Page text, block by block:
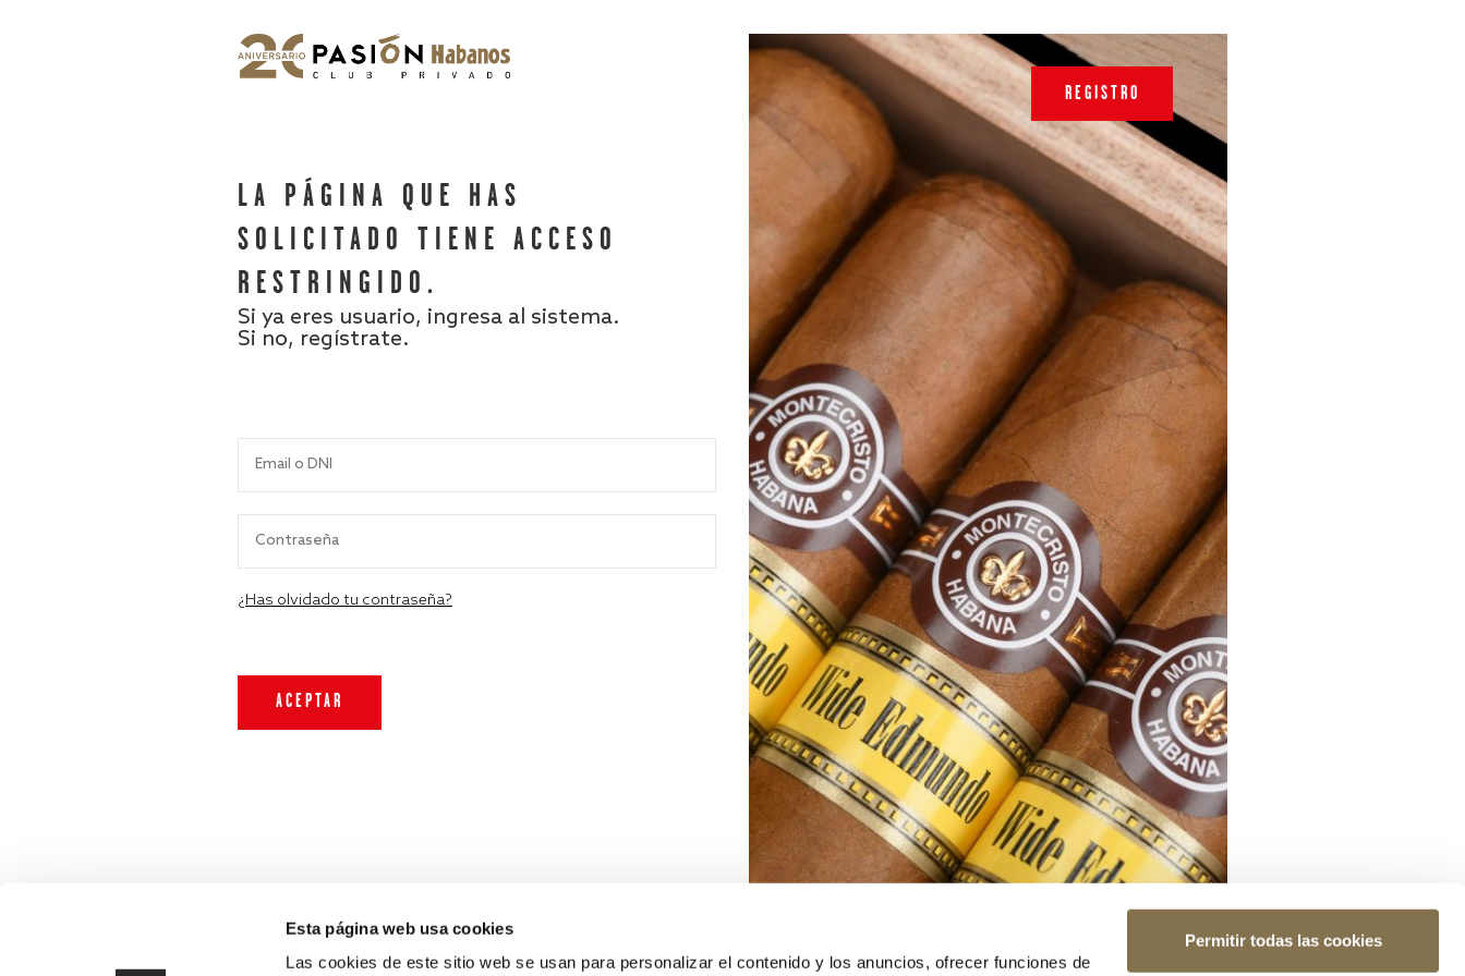
Esta página web usa cookies
Las cookies de este sitio web se usan para personalizar el contenido y los anuncios, ofrecer funciones de
Permitir todas las cookies
LA PÁGINA QUE HAS
SOLICITADO TIENE ACCESO
RESTRINGIDO.
Si ya eres usuario, ingresa al sistema.
Si no, regístrate.
¿Has olvidado tu contraseña?
REGISTRO